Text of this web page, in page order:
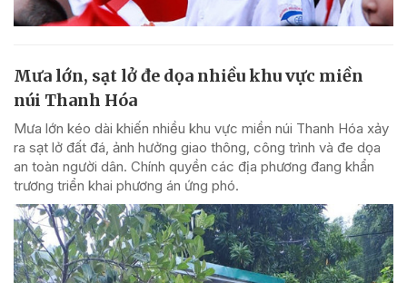
Mưa lớn, sạt lở đe dọa nhiều khu vực miền
núi Thanh Hóa
Mưa lớn kéo dài khiến nhiều khu vực miền núi Thanh Hóa xảy
ra sạt lở đất đá, ảnh hưởng giao thông, công trình và đe dọa
an toàn người dân. Chính quyền các địa phương đang khẩn
trương triển khai phương án ứng phó.